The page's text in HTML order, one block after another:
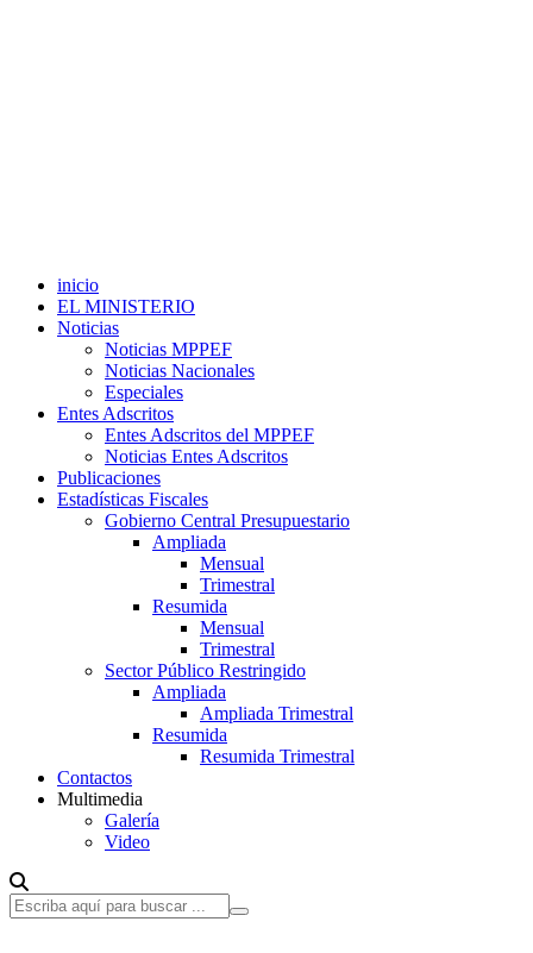
inicio
EL MINISTERIO
Noticias
Noticias MPPEF
Noticias Nacionales
Especiales
Entes Adscritos
Entes Adscritos del MPPEF
Noticias Entes Adscritos
Publicaciones
Estadísticas Fiscales
Gobierno Central Presupuestario
Ampliada
Mensual
Trimestral
Resumida
Mensual
Trimestral
Sector Público Restringido
Ampliada
Ampliada Trimestral
Resumida
Resumida Trimestral
Contactos
Multimedia
Galería
Video